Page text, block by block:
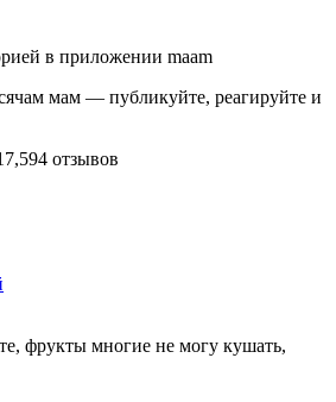
в приложении maam
мам — публикуйте, реагируйте и
отзывов
фрукты многие не могу кушать,